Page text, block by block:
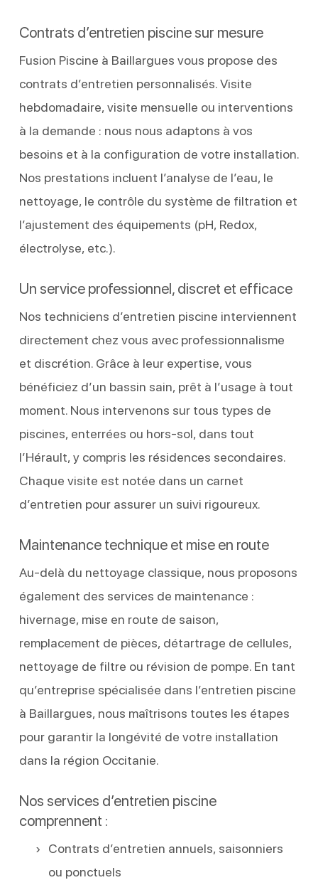
Contrats d’entretien piscine sur mesure
Fusion Piscine à Baillargues vous propose des
contrats d’entretien personnalisés. Visite
hebdomadaire, visite mensuelle ou interventions
à la demande : nous nous adaptons à vos
besoins et à la configuration de votre installation.
Nos prestations incluent l’analyse de l’eau, le
nettoyage, le contrôle du système de filtration et
l’ajustement des équipements (pH, Redox,
électrolyse, etc.).
Un service professionnel, discret et efficace
Nos techniciens d’entretien piscine interviennent
directement chez vous avec professionnalisme
et discrétion. Grâce à leur expertise, vous
bénéficiez d’un bassin sain, prêt à l’usage à tout
moment. Nous intervenons sur tous types de
piscines, enterrées ou hors-sol, dans tout
l’Hérault, y compris les résidences secondaires.
Chaque visite est notée dans un carnet
d’entretien pour assurer un suivi rigoureux.
Maintenance technique et mise en route
Au-delà du nettoyage classique, nous proposons
également des services de maintenance :
hivernage, mise en route de saison,
remplacement de pièces, détartrage de cellules,
nettoyage de filtre ou révision de pompe. En tant
qu’entreprise spécialisée dans l’entretien piscine
à Baillargues, nous maîtrisons toutes les étapes
pour garantir la longévité de votre installation
dans la région Occitanie.
Nos services d’entretien piscine
comprennent :
Contrats d’entretien annuels, saisonniers
ou ponctuels